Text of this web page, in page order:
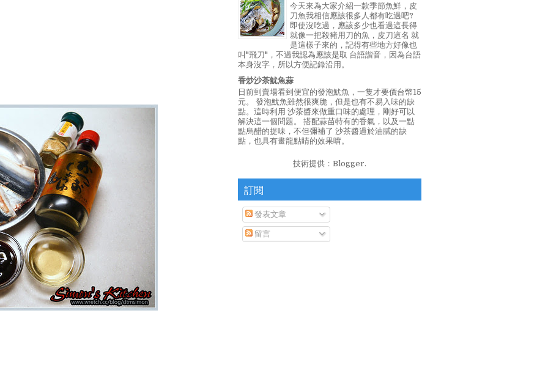
今天來為大家介紹一款季節魚鮮，皮
刀魚我相信應該很多人都有吃過吧?
即使沒吃過，應該多少也看過這長得
就像一把殺豬用刀的魚，皮刀這名 就
是這樣子來的，記得有些地方好像也
叫"飛刀"，不過我認為應該是取 台語諧音，因為台語
本身沒字，所以方便記錄沿用。
香炒沙茶魷魚蒜
日前到賣場看到便宜的發泡魷魚，一隻才要價台幣15
元。 發泡魷魚雖然很爽脆，但是也有不易入味的缺
點。這時利用 沙茶醬來做重口味的處理，剛好可以
解決這一個問題。 搭配蒜苗特有的香氣，以及一點
點烏醋的提味，不但彌補了 沙茶醬過於油膩的缺
點，也具有畫龍點睛的效果唷。
技術提供： Blogger.
訂閱
發表文章
留言